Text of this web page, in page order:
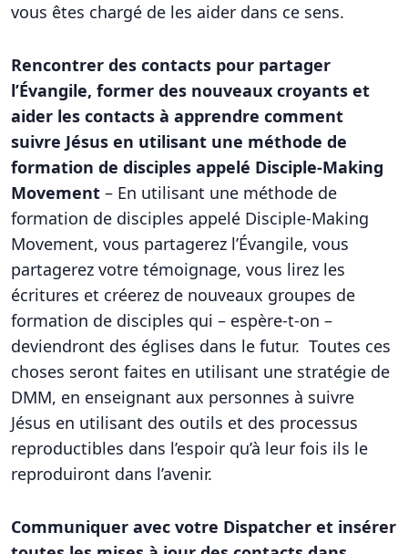
vous êtes chargé de les aider dans ce sens.
Rencontrer des contacts pour partager
l’Évangile, former des nouveaux croyants et
aider les contacts à apprendre comment
suivre Jésus en utilisant une méthode de
formation de disciples appelé Disciple-Making
Movement – En utilisant une méthode de
formation de disciples appelé Disciple-Making
Movement, vous partagerez l’Évangile, vous
partagerez votre témoignage, vous lirez les
écritures et créerez de nouveaux groupes de
formation de disciples qui – espère-t-on –
deviendront des églises dans le futur. Toutes ces
choses seront faites en utilisant une stratégie de
DMM, en enseignant aux personnes à suivre
Jésus en utilisant des outils et des processus
reproductibles dans l’espoir qu’à leur fois ils le
reproduiront dans l’avenir.
Communiquer avec votre Dispatcher et insérer